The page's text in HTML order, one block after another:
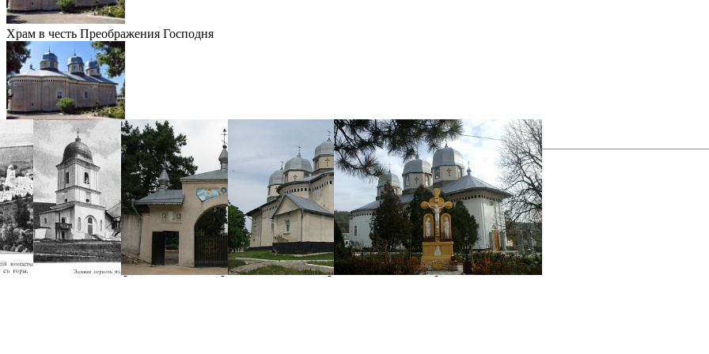
Храм в честь Преображения Господня
Храм в честь святителя Николая Чудотворца
фотогалерея